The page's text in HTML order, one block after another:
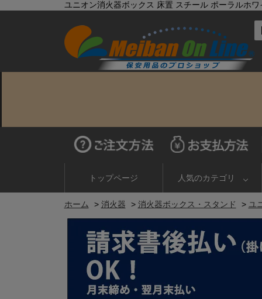
ユニオン消火器ボックス 床置 スチール ポーラルホ
トップページ 人気のカテゴリ
ホーム > 消火器 > 消火器ボックス・スタンド > ユ